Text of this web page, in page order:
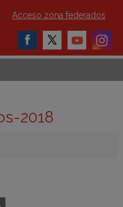
Acceso zona federados
2018